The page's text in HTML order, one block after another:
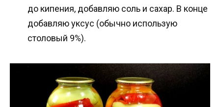
до кипения, добавляю соль и сахар. В конце
добавляю уксус (обычно использую
столовый 9%).